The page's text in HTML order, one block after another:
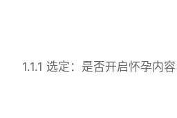
1.1.1 选定：是否开启怀孕内容